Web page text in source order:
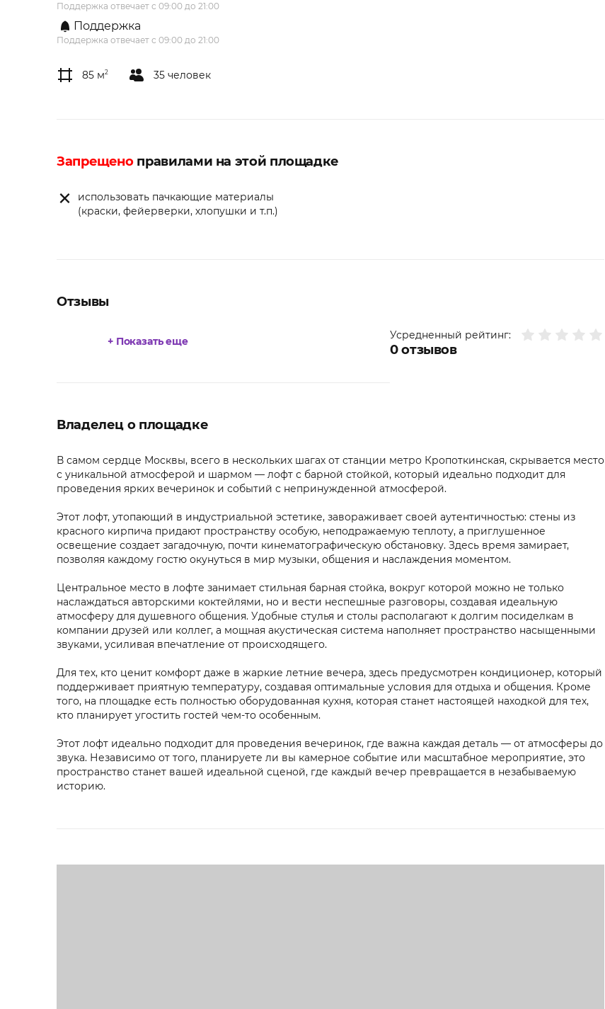
Поддержка отвечает с 09:00 до 21:00
Поддержка
Поддержка отвечает с 09:00 до 21:00
85 м2 35 человек
Запрещеноправилами на этой площадке
использовать пачкающие материалы
(краски, фейерверки, хлопушки и т.п.)
Отзывы
Усредненный рейтинг:
0отзывов
+ Показать еще
Владелец о площадке
В самом сердце Москвы, всего в нескольких шагах от станции метро Кропоткинская, скрывается место
с уникальной атмосферой и шармом — лофт с барной стойкой, который идеально подходит для
проведения ярких вечеринок и событий с непринужденной атмосферой.
Этот лофт, утопающий в индустриальной эстетике, завораживает своей аутентичностью: стены из
красного кирпича придают пространству особую, неподражаемую теплоту, а приглушенное
освещение создает загадочную, почти кинематографическую обстановку. Здесь время замирает,
позволяя каждому гостю окунуться в мир музыки, общения и наслаждения моментом.
Центральное место в лофте занимает стильная барная стойка, вокруг которой можно не только
наслаждаться авторскими коктейлями, но и вести неспешные разговоры, создавая идеальную
атмосферу для душевного общения. Удобные стулья и столы располагают к долгим посиделкам в
компании друзей или коллег, а мощная акустическая система наполняет пространство насыщенными
звуками, усиливая впечатление от происходящего.
Для тех, кто ценит комфорт даже в жаркие летние вечера, здесь предусмотрен кондиционер, который
поддерживает приятную температуру, создавая оптимальные условия для отдыха и общения. Кроме
того, на площадке есть полностью оборудованная кухня, которая станет настоящей находкой для тех,
кто планирует угостить гостей чем-то особенным.
Этот лофт идеально подходит для проведения вечеринок, где важна каждая деталь — от атмосферы до
звука. Независимо от того, планируете ли вы камерное событие или масштабное мероприятие, это
пространство станет вашей идеальной сценой, где каждый вечер превращается в незабываемую
историю.